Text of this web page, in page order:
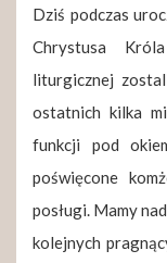
Dziś podczas
Chrystusa
liturgicznej
ostatnich kilka
funkcji pod
poświęcone
posługi. Mamy
kolejnych